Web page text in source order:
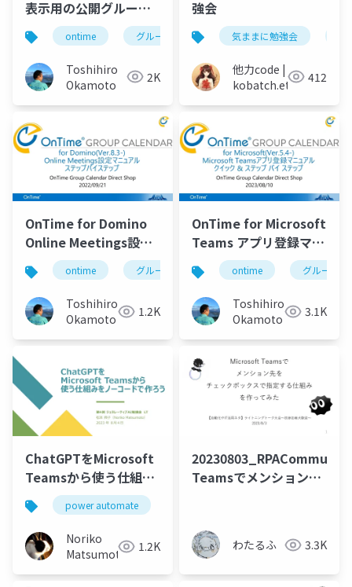
表示用の公開グループ
設定例資料
ontime グループカレンダー 組織カレンダー
Toshihiro
Okamoto
2K
強会
気ままに勉強会
他力code |
kobatch.eth
412
OnTime for Domino
Online Meetings設定
マニュアル
ontime グループカレンダー 組織カレンダー
Toshihiro
Okamoto
1.2K
OnTime for Microsoft
Teams アプリ登録マニ
ュアルontime グループ
Toshihiro
Okamoto
3.1K
ChatGPTをMicrosoft
Teamsから使う仕組み
をノーコードで作ろう
power automate
Noriko
Matsumoto
1.2K
Teamsでメンション先
てみた
わたるふ 3.3K